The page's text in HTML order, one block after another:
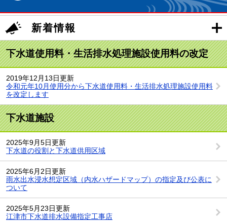
新着情報
下水道使用料・生活排水処理施設使用料の改定
2019年12月13日更新
令和元年10月使用分から下水道使用料・生活排水処理施設使用料
を改定します
下水道施設
2025年9月5日更新
下水道の役割と下水道供用区域
2025年6月2日更新
雨水出水浸水想定区域（内水ハザードマップ）の指定及び公表に
ついて
2025年5月23日更新
江津市下水道排水設備指定工事店